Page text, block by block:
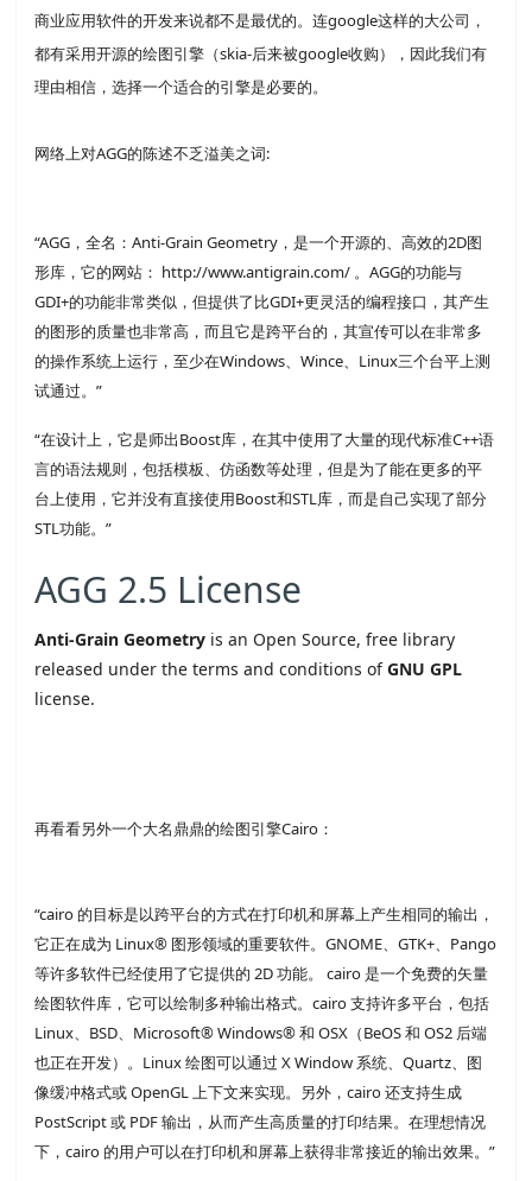
商业应用软件的开发来说都不是最优的。连google这样的大公司，
都有采用开源的绘图引擎（skia-后来被google收购），因此我们有
理由相信，选择一个适合的引擎是必要的。
网络上对AGG的陈述不乏溢美之词:
“AGG，全名：Anti-Grain Geometry，是一个开源的、高效的2D图
形库，它的网站： http://www.antigrain.com/ 。AGG的功能与
GDI+的功能非常类似，但提供了比GDI+更灵活的编程接口，其产生
的图形的质量也非常高，而且它是跨平台的，其宣传可以在非常多
的操作系统上运行，至少在Windows、Wince、Linux三个台平上测
试通过。”
“在设计上，它是师出Boost库，在其中使用了大量的现代标准C++语
言的语法规则，包括模板、仿函数等处理，但是为了能在更多的平
台上使用，它并没有直接使用Boost和STL库，而是自己实现了部分
STL功能。”
AGG 2.5 License
Anti-Grain Geometry is an Open Source, free library
released under the terms and conditions ofGNU GPL
license.
再看看另外一个大名鼎鼎的绘图引擎Cairo：
“cairo 的目标是以跨平台的方式在打印机和屏幕上产生相同的输出，
它正在成为 Linux® 图形领域的重要软件。GNOME、GTK+、Pango
等许多软件已经使用了它提供的 2D 功能。 cairo 是一个免费的矢量
绘图软件库，它可以绘制多种输出格式。cairo 支持许多平台，包括
Linux、BSD、Microsoft® Windows® 和 OSX（BeOS 和 OS2 后端
也正在开发）。Linux 绘图可以通过 X Window 系统、Quartz、图
像缓冲格式或 OpenGL 上下文来实现。另外，cairo 还支持生成
PostScript 或 PDF 输出，从而产生高质量的打印结果。在理想情况
下，cairo 的用户可以在打印机和屏幕上获得非常接近的输出效果。”